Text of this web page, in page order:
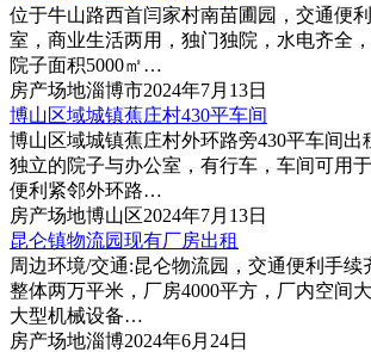
位于牛山路西首闫家村南苗圃园，交通便
室，商业生活两用，独门独院，水电齐全，
院子面积5000㎡…
房产场地淄博市2024年7月13日
博山区域城镇蕉庄村430平车间
博山区域城镇蕉庄村外环路旁430平车间出
独立的院子与办公室，有行车，车间可用
便利紧邻外环路…
房产场地博山区2024年7月13日
昆仑镇物流园现有厂房出租
周边环境/交通:昆仑物流园，交通便利手续
整体两万平米，厂房4000平方，厂内空间
大型机械设备…
房产场地淄博2024年6月24日